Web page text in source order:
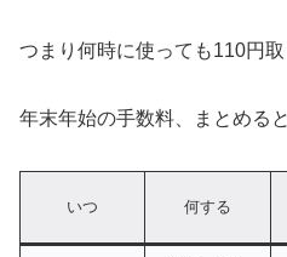
つまり何時に使っても110円取
年末年始の手数料、まとめる
いつ 何する